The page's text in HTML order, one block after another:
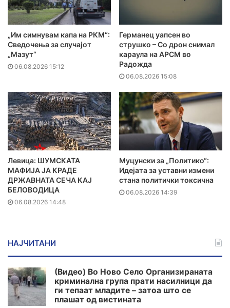
„Им симнувам капа на РКМ“:
Сведочења за случајот
„Мазут“
06.08.2026 15:12
Германец уапсен во
струшко – Со дрон снимал
караула на АРСМ во
Радожда
06.08.2026 15:08
Левица: ШУМСКАТА
МАФИЈА ЈА КРАДЕ
ДРЖАВНАТА СЕЧА КАЈ
БЕЛОВОДИЦА
06.08.2026 14:48
Муцунски за „Политико“:
Идејата за уставни измени
стана политички токсична
06.08.2026 14:39
НАЈЧИТАНИ
(Видео) Во Ново Село Организираната
криминална група прати насилници да
ги тепаат младите – затоа што се
плашат од вистината